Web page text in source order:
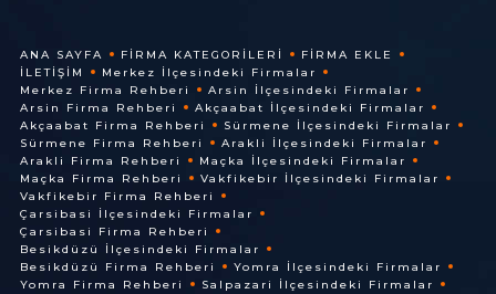
ANA SAYFA FIRMA KATEGORILERI
FIRMA EKLE
İLETIŞIM
Merkez İlçesindeki Firmalar
Merkez Firma Rehberi
Arsin İlçesindeki Firmalar
Arsin Firma Rehberi
Akçaabat İlçesindeki Firmalar
Akçaabat Firma Rehberi
Sürmene İlçesindeki Firmalar
Sürmene Firma Rehberi
Arakli İlçesindeki Firmalar
Arakli Firma Rehberi
Maçka İlçesindeki Firmalar
Maçka Firma Rehberi
Vakfikebir İlçesindeki Firmalar
Vakfikebir Firma Rehberi
Çarsibasi İlçesindeki Firmalar
Çarsibasi Firma Rehberi
Besikdüzü İlçesindeki Firmalar
Besikdüzü Firma Rehberi
Yomra İlçesindeki Firmalar
Yomra Firma Rehberi
Salpazari İlçesindeki Firmalar